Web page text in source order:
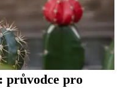
průvodce pro